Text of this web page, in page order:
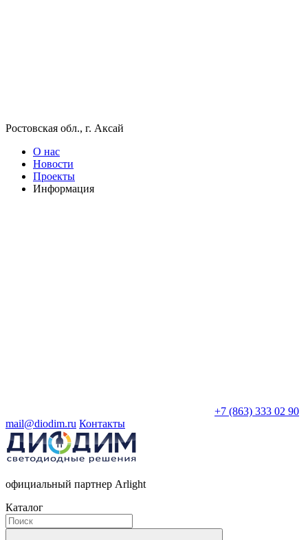
Ростовская обл., г. Аксай
О нас
Новости
Проекты
Информация
+7 (863) 333 02 90
mail@diodim.ru Контакты
официальный партнер Arlight
Каталог